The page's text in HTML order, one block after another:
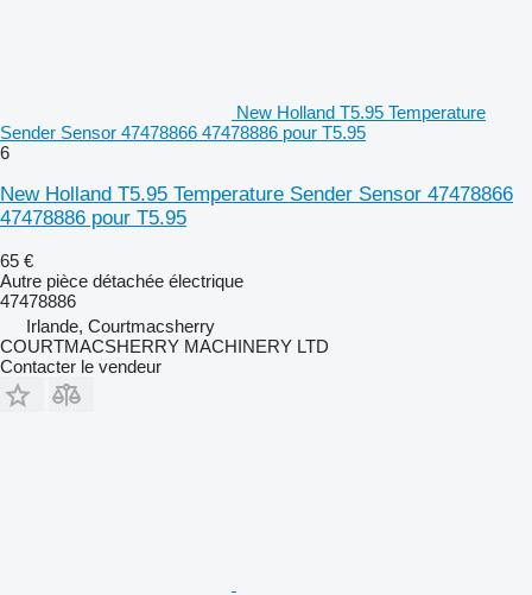
New Holland T5.95 Temperature
Sender Sensor 47478866 47478886 pour T5.95
6
New Holland T5.95 Temperature Sender Sensor 47478866
47478886 pour T5.95
65 €
Autre pièce détachée électrique
47478886
Irlande, Courtmacsherry
COURTMACSHERRY MACHINERY LTD
Contacter le vendeur